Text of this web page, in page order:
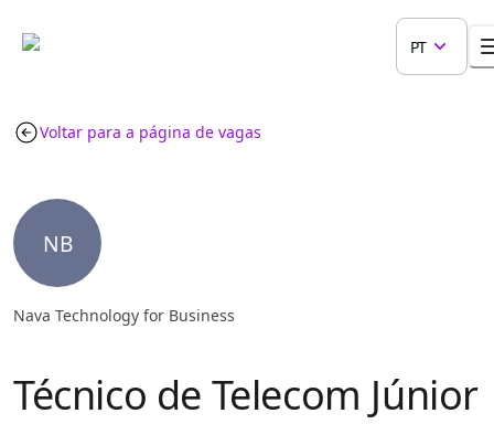
PT
Voltar para a página de vagas
NB
Nava Technology for Business
Técnico de Telecom Júnior